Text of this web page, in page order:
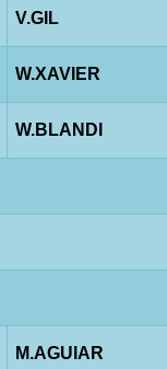
V.GIL
W.XAVIER
W.BLANDI
M.AGUIAR